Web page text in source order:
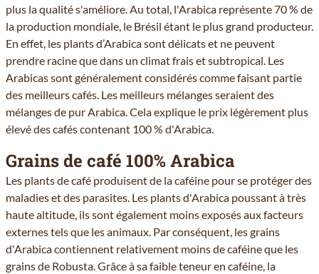
plus la qualité s'améliore. Au total, l'Arabica représente 70 % de
la production mondiale, le Brésil étant le plus grand producteur.
En effet, les plants d’Arabica sont délicats et ne peuvent
prendre racine que dans un climat frais et subtropical. Les
Arabicas sont généralement considérés comme faisant partie
des meilleurs cafés. Les meilleurs mélanges seraient des
mélanges de pur Arabica. Cela explique le prix légèrement plus
élevé des cafés contenant 100 % d'Arabica.
Grains de café 100% Arabica
Les plants de café produisent de la caféine pour se protéger des
maladies et des parasites. Les plants d'Arabica poussant à très
haute altitude, ils sont également moins exposés aux facteurs
externes tels que les animaux. Par conséquent, les grains
d'Arabica contiennent relativement moins de caféine que les
grains de Robusta. Grâce à sa faible teneur en caféine, la